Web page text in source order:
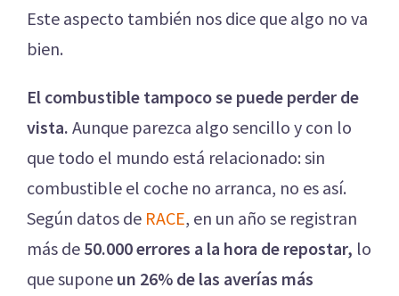
Este aspecto también nos dice que algo no va
bien.
El combustible tampoco se puede perder de
vista. Aunque parezca algo sencillo y con lo
que todo el mundo está relacionado: sin
combustible el coche no arranca, no es así.
Según datos de RACE, en un año se registran
más de 50.000 errores a la hora de repostar, lo
que supone un 26% de las averías más